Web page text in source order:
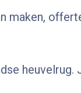
maken,